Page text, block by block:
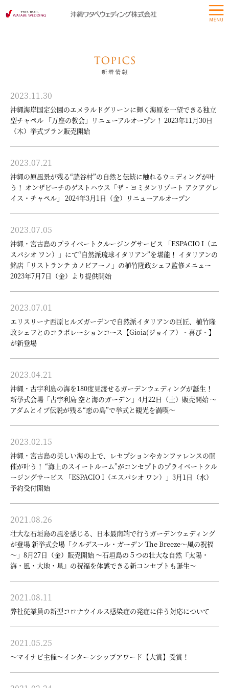
2023.11.30
沖縄海岸国定公園のエメラルドグリーンに輝く海原を一望できる独立
型チャペル 「万座の教会」リニューアルオープン！ 2023年11月30日
（木）挙式プラン販売開始
2023.07.21
沖縄の原風景が残る“読谷村”の自然と伝統に触れるウェディングが叶
う！ オンザビーチのゲストハウス「ザ・ヨミタンリゾート アクアグレ
イス・チャペル」 2024年3月1日（金）リニューアルオープン
2023.07.05
沖縄・宮古島のプライベートクルージングサービス 「ESPACIO I（エ
スパシオ ワン）」にて“自然派琉球イタリアン”を堪能！ イタリアンの
銘店「リストランテ カノビアーノ」の植竹隆政シェフ監修メニュー
2023年7月7日（金）より提供開始
2023.07.01
エリスリーナ西原ヒルズガーデンで自然派イタリアンの巨匠、植竹隆
政シェフとのコラボレーションコース【Gioia(ジョイア）‐喜び‐】
が新登場
2023.04.21
沖縄・古宇利島の海を180度見渡せるガーデンウェディングが誕生！
新挙式会場「古宇利島 空と海のガーデン」4月22日（土）販売開始 ～
アダムとイブ伝説が残る“恋の島”で挙式と観光を満喫～
2023.02.15
沖縄・宮古島の美しい海の上で、レセプションやカンファレンスの開
催が叶う！ “海上のスイートルーム”がコンセプトのプライベートクル
ージングサービス 「ESPACIO I（エスパシオ ワン）」3月1日（水）
予約受付開始
2021.08.26
壮大な石垣島の風を感じる、日本最南端で行うガーデンウェディング
が登場 新挙式会場「クルデスール・ガーデン The Breeze～風の祝福
～」8月27日（金）販売開始 ～石垣島の５つの壮大な自然『太陽・
海・風・大地・星』の祝福を体感できる新コンセプトも誕生～
2021.08.11
弊社従業員の新型コロナウイルス感染症の発症に伴う対応について
2021.05.25
～マイナビ主催～インターンシップアワード【大賞】受賞！